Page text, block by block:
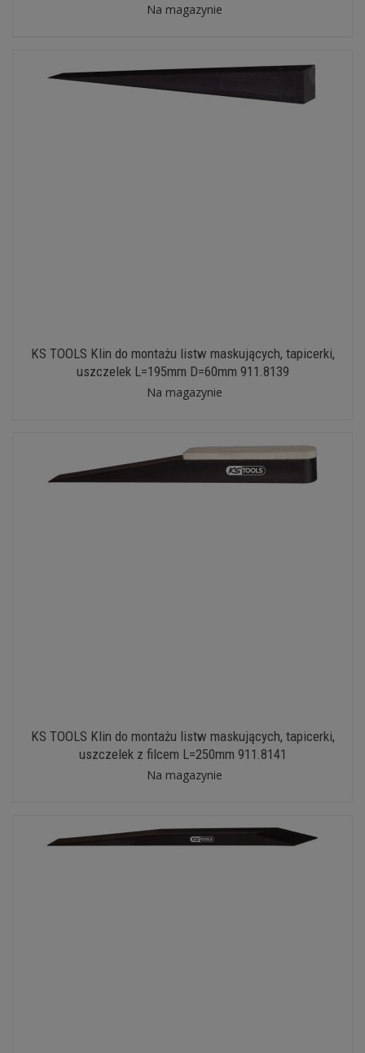
Na magazynie
KS TOOLS Klin do montażu listw maskujących, tapicerki,
uszczelek L=195mm D=60mm 911.8139
Na magazynie
KS TOOLS Klin do montażu listw maskujących, tapicerki,
uszczelek z filcem L=250mm 911.8141
Na magazynie